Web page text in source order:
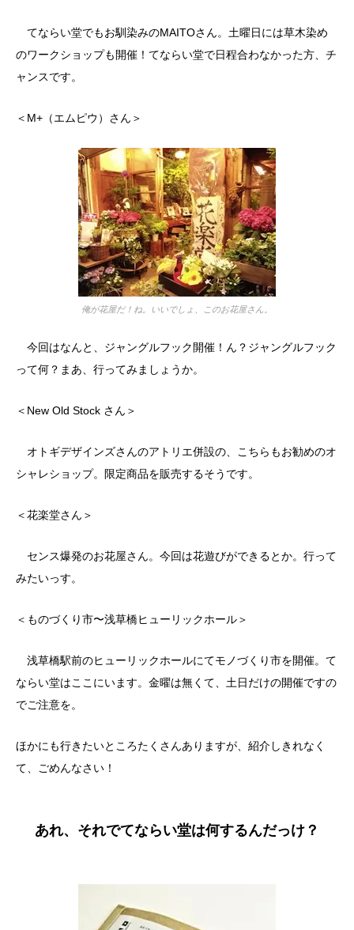
てならい堂でもお馴染みのMAITOさん。土曜日には草木染め
のワークショップも開催！てならい堂で日程合わなかった方、チ
ャンスです。
＜M+（エムピウ）さん＞
俺が花屋だ！ね。いいでしょ、このお花屋さん。
今回はなんと、ジャングルフック開催！ん？ジャングルフック
って何？まあ、行ってみましょうか。
＜New Old Stock さん＞
オトギデザインズさんのアトリエ併設の、こちらもお勧めのオ
シャレショップ。限定商品を販売するそうです。
＜花楽堂さん＞
センス爆発のお花屋さん。今回は花遊びができるとか。行って
みたいっす。
＜ものづくり市〜浅草橋ヒューリックホール＞
浅草橋駅前のヒューリックホールにてモノづくり市を開催。て
ならい堂はここにいます。金曜は無くて、土日だけの開催ですの
でご注意を。
ほかにも行きたいところたくさんありますが、紹介しきれなく
て、ごめんなさい！
あれ、それでてならい堂は何するんだっけ？